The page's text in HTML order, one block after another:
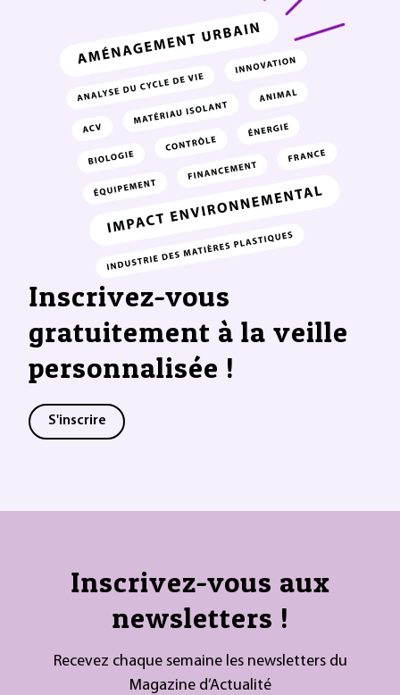
Inscrivez-vous
gratuitement à la veille
personnalisée !
S'inscrire
Inscrivez-vous aux
newsletters !
Recevez chaque semaine les newsletters du
Magazine d’Actualité